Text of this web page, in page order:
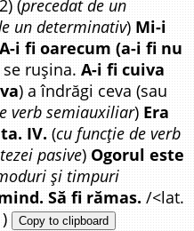
2) (precedat de un
un determinativ) Mi-i
i fi oarecum (a-i fi nu
se rușina.A-i fi cuiva
) a îndrăgi ceva (sau
verb semiauxiliar) Era
IV. (cu funcție de verb
pasive) Ogorul este
și timpuri
Să fi rămas. /<lat.
Copy to clipboard